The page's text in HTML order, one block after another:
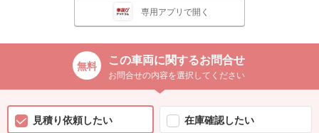
専用アプリで開く
この車両に関するお問合せ
お問合せの内容を選択してください
見積り依頼したい 在庫確認したい